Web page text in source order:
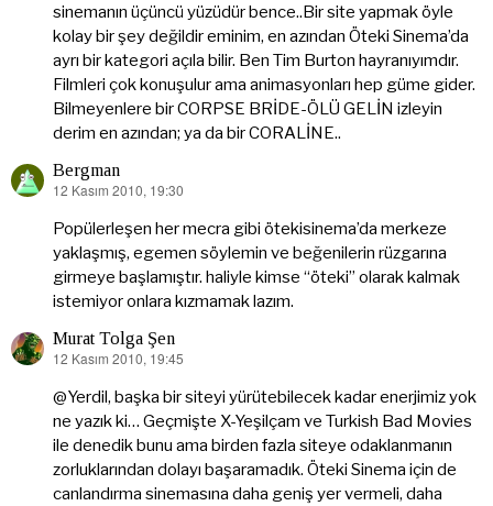
sinemanın üçüncü yüzüdür bence..Bir site yapmak öyle
kolay bir şey değildir eminim, en azından Öteki Sinema’da
ayrı bir kategori açıla bilir. Ben Tim Burton hayranıyımdır.
Filmleri çok konuşulur ama animasyonları hep güme gider.
Bilmeyenlere bir CORPSE BRİDE-ÖLÜ GELİN izleyin
derim en azından; ya da bir CORALİNE..
Bergman
dedi
12 Kasım 2010, 19:30
Popülerleşen her mecra gibi ötekisinema’da merkeze
yaklaşmış, egemen söylemin ve beğenilerin rüzgarına
girmeye başlamıştır. haliyle kimse “öteki” olarak kalmak
istemiyor onlara kızmamak lazım.
Murat Tolga Şen
dedi
12 Kasım 2010, 19:45
@Yerdil, başka bir siteyi yürütebilecek kadar enerjimiz yok
ne yazık ki… Geçmişte X-Yeşilçam ve Turkish Bad Movies
ile denedik bunu ama birden fazla siteye odaklanmanın
zorluklarından dolayı başaramadık. Öteki Sinema için de
canlandırma sinemasına daha geniş yer vermeli, daha